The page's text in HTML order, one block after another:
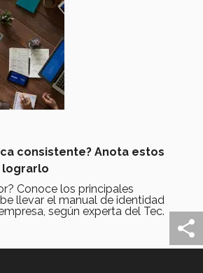
consistente? Anota estos
lograrlo
Conoce los principales
llevar el manual de identidad
según experta del Tec.